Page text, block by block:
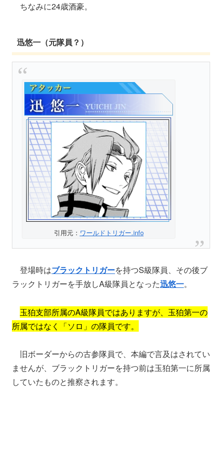
ちなみに24歳酒豪。
迅悠一（元隊員？）
引用元： ワールドトリガー.info
登場時はブラックトリガーを持つS級隊員、その後ブ
ラックトリガーを手放しA級隊員となった迅悠一。
玉狛支部所属のA級隊員ではありますが、玉狛第一の
所属ではなく「ソロ」の隊員です。
旧ボーダーからの古参隊員で、本編で言及はされてい
ませんが、ブラックトリガーを持つ前は玉狛第一に所属
していたものと推察されます。